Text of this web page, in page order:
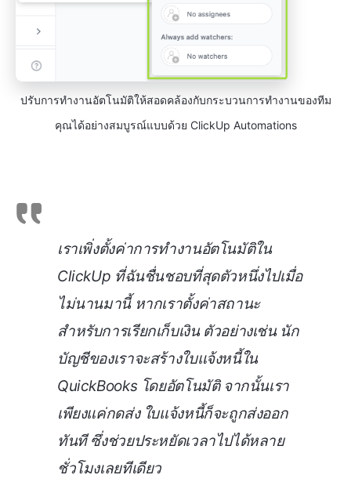
ปรับการทำงานอัตโนมัติให้สอดคล้องกับกระบวนการทำงานของทีม
คุณได้อย่างสมบูรณ์แบบด้วย ClickUp Automations
เราเพิ่งตั้งค่าการทำงานอัตโนมัติใน
ClickUp ที่ฉันชื่นชอบที่สุดตัวหนึ่งไปเมื่อ
ไม่นานมานี้ หากเราตั้งค่าสถานะ
สำหรับการเรียกเก็บเงิน ตัวอย่างเช่น นัก
บัญชีของเราจะสร้างใบแจ้งหนี้ใน
QuickBooks โดยอัตโนมัติ จากนั้นเรา
เพียงแค่กดส่ง ใบแจ้งหนี้ก็จะถูกส่งออก
ทันที ซึ่งช่วยประหยัดเวลาไปได้หลาย
ชั่วโมงเลยทีเดียว